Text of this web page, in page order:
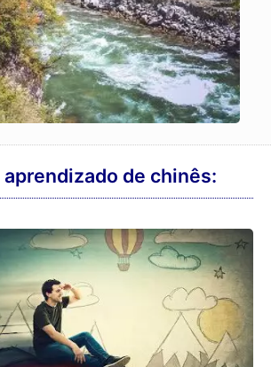
de chinês: